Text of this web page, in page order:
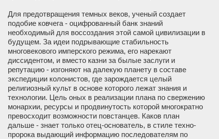
Для предотвращения темных веков, ученый создает
подобие ковчега - оцифрованный банк знаний
необходимый для воссоздания этой самой цивилизации в
будущем. За идеи подрывающие стабильность
многовекового имперского режима, его нарекают
диссидентом, и вместо казни за былые заслуги и
репутацию - изгоняют на далекую планету в составе
экспедиции колонистов, где зарождается целый
религиозный культ в основе которого лежат знания и
технологии. Цель оных в реализации плана по свержению
монархии, ресурсы и продвинутость которой многократно
превосходит возможности повстанцев. Каков план
дальше - знает только отец-основатель, в стиле техно-
пророка выдающий информацию последователям по